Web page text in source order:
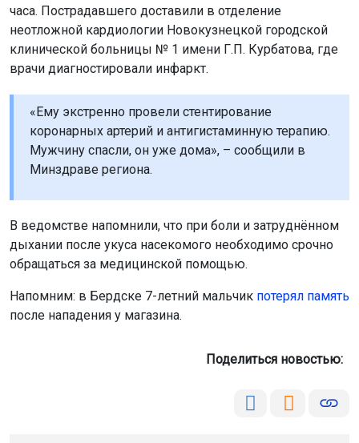
часа. Пострадавшего доставили в отделение
неотложной кардиологии Новокузнецкой городской
клинической больницы № 1 имени Г.П. Курбатова, где
врачи диагностировали инфаркт.
«Ему экстренно провели стентирование
коронарных артерий и антигистаминную терапию.
Мужчину спасли, он уже дома», – сообщили в
Минздраве региона.
В ведомстве напомнили, что при боли и затруднённом
дыхании после укуса насекомого необходимо срочно
обращаться за медицинской помощью.
Напомним: в Бердске 7-летний мальчик потерял память
после нападения у магазина.
Поделиться новостью: